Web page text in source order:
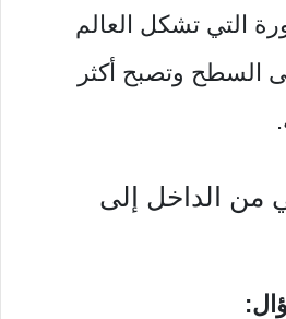
التي تشكل العالم
السطح وتصبح أكثر
من الداخل إلى